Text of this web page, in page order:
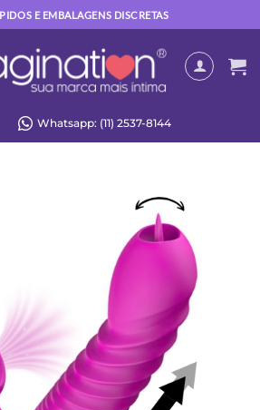
E EMBALAGENS DISCRETAS
Whatsapp: (11) 2537-8144